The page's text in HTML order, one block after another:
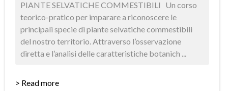
PIANTE SELVATICHE COMMESTIBILI Un corso
teorico-pratico per imparare a riconoscere le
principali specie di piante selvatiche commestibili
del nostro territorio. Attraverso l’osservazione
diretta e l’analisi delle caratteristiche botanich ...
> Read more